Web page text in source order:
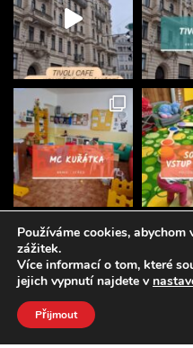
© 2025 Brněnský
Používáme cookies,
zážitek.
Více informací o tom, které
jejich vypnutí najdete v
Přijmout